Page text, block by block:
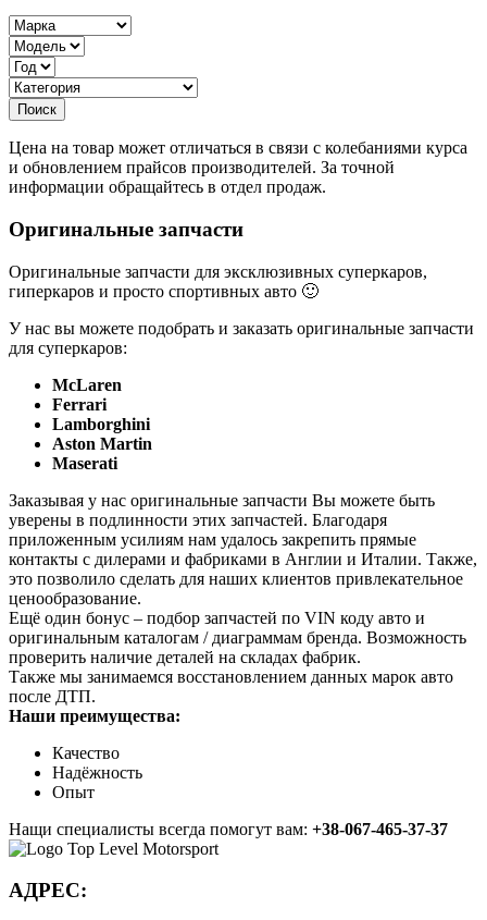
Цена на товар может отличаться в связи с колебаниями курса
и обновлением прайсов производителей. За точной
информации обращайтесь в отдел продаж.
Оригинальные запчасти
Оригинальные запчасти для эксклюзивных суперкаров,
гиперкаров и просто спортивных авто 🙂
У нас вы можете подобрать и заказать оригинальные запчасти
для суперкаров:
McLaren
Ferrari
Lamborghini
Aston Martin
Maserati
Заказывая у нас оригинальные запчасти Вы можете быть
уверены в подлинности этих запчастей. Благодаря
приложенным усилиям нам удалось закрепить прямые
контакты с дилерами и фабриками в Англии и Италии. Также,
это позволило сделать для наших клиентов привлекательное
ценообразование.
Ещё один бонус – подбор запчастей по VIN коду авто и
оригинальным каталогам / диаграммам бренда. Возможность
проверить наличие деталей на складах фабрик.
Также мы занимаемся восстановлением данных марок авто
после ДТП.
Наши преимущества:
Качество
Надёжность
Опыт
Нащи специалисты всегда помогут вам: +38-067-465-37-37
АДРЕС: